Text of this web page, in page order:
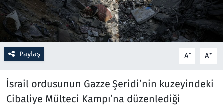
Paylaş A- A+
İsrail ordusunun Gazze Şeridi’nin kuzeyindeki
Cibaliye Mülteci Kampı’na düzenlediği
Sağlık
Savunma Sanayi
Seçim 2023
Spor